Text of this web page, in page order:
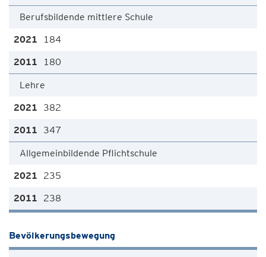
Berufsbildende mittlere Schule
184
180
Lehre
382
347
Allgemeinbildende Pflichtschule
235
238
Bevölkerungsbewegung